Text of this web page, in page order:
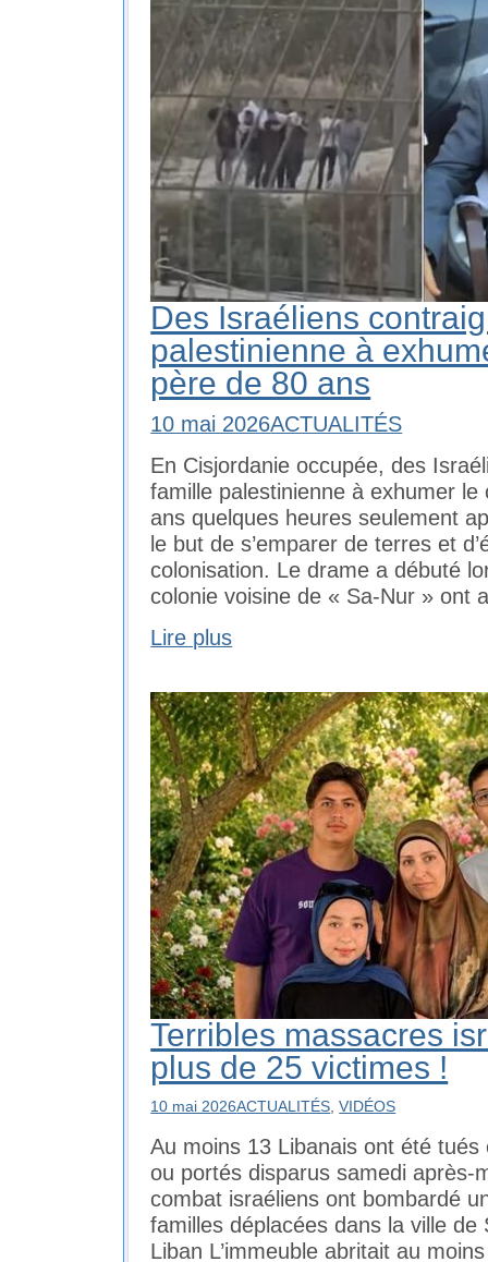
Des Israéliens
palestinienne à
père de 80 ans
10 mai 2026ACTUALITÉS
En Cisjordanie occupée, des
famille palestinienne à exhumer
ans quelques heures seulement
le but de s’emparer de terres et
colonisation. Le drame a débuté
colonie voisine de « Sa-Nur » ont
Lire plus
Terribles massacres
plus de 25 victimes !
10 mai 2026ACTUALITÉS,VIDÉOS
Au moins 13 Libanais ont été
ou portés disparus samedi après-
combat israéliens ont bombardé
familles déplacées dans la ville de
Liban L’immeuble abritait au